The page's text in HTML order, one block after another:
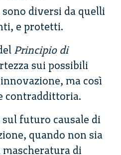
sono diversi da quelli
e protetti.
Principio di
sui possibili
ma così
contraddittoria.
sul futuro causale di
quando non sia
di